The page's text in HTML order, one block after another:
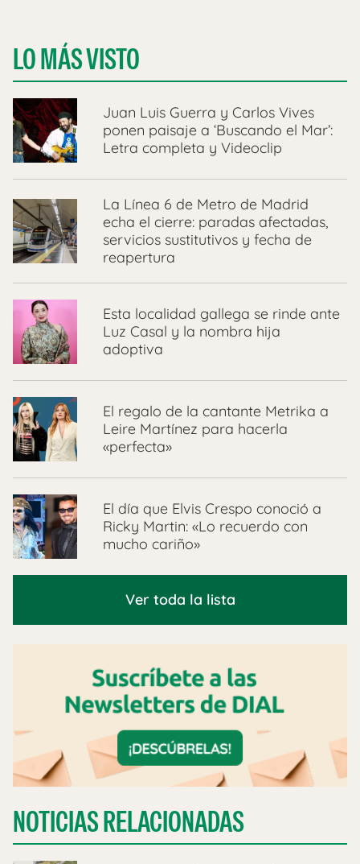
LO MÁS VISTO
Juan Luis Guerra y Carlos Vives
ponen paisaje a ‘Buscando el Mar’:
Letra completa y Videoclip
La Línea 6 de Metro de Madrid
echa el cierre: paradas afectadas,
servicios sustitutivos y fecha de
reapertura
Esta localidad gallega se rinde ante
Luz Casal y la nombra hija
adoptiva
El regalo de la cantante Metrika a
Leire Martínez para hacerla
«perfecta»
El día que Elvis Crespo conoció a
Ricky Martin: «Lo recuerdo con
mucho cariño»
Ver toda la lista
NOTICIAS RELACIONADAS